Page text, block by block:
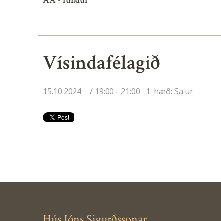
Vísindafélagið
15.10.2024 19:00 - 21:00 1. hæð: Salur